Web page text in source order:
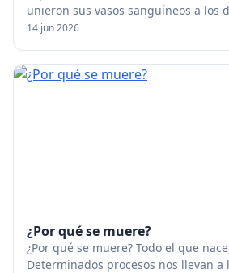
unieron sus vasos sanguíneos a los
manera que esas dos cabezas sólo
14 jun 2026
¿Por qué se muere?
¿Por qué se muere? Todo el que
Determinados procesos nos llevan a